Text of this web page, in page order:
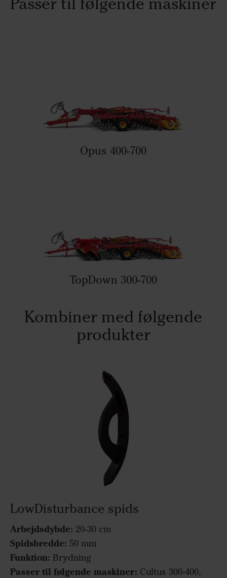
Opus 400-700
TopDown 300-700
Kombiner med følgende
produkter
LowDisturbance spids
Arbejdsdybde: 20-30 cm
Spidsbredde: 50 mm
Funktion: Brydning
Passer til følgende maskiner: Cultus 300-400,